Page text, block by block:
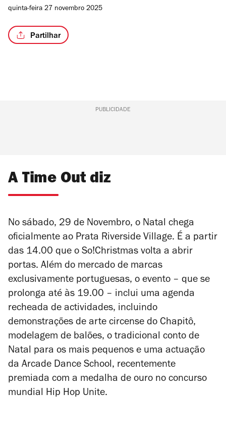
quinta-feira 27 novembro 2025
Partilhar
PUBLICIDADE
A Time Out diz
No sábado, 29 de Novembro, o Natal chega
oficialmente ao Prata Riverside Village. É a partir
das 14.00 que o So!Christmas volta a abrir
portas. Além do mercado de marcas
exclusivamente portuguesas, o evento – que se
prolonga até às 19.00 – inclui uma agenda
recheada de actividades, incluindo
demonstrações de arte circense do Chapitô,
modelagem de balões, o tradicional conto de
Natal para os mais pequenos e uma actuação
da Arcade Dance School, recentemente
premiada com a medalha de ouro no concurso
mundial Hip Hop Unite.